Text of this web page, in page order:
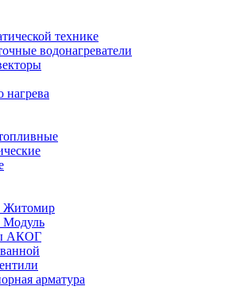
технике
водонагреватели
нагрева
Житомир
Модуль
АКОГ
арматура